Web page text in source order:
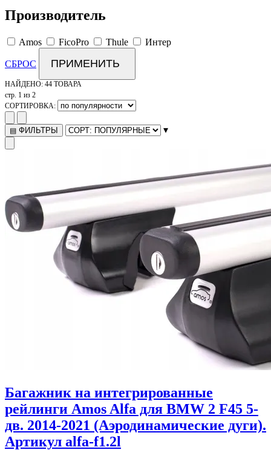
Производитель
Amos FicoPro Thule Интер
СБРОС ПРИМЕНИТЬ
НАЙДЕНО: 44 ТОВАРА
стр. 1 из 2
СОРТИРОВКА:
▤ ФИЛЬТРЫ ▾
Багажник на интегрированные
рейлинги Amos Alfa для BMW 2 F45 5-
дв. 2014-2021 (Аэродинамические дуги).
Артикул alfa-f1.2l